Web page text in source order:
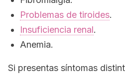
Problemas de tiroides.
Insuficiencia renal.
Anemia.
Si presentas síntomas